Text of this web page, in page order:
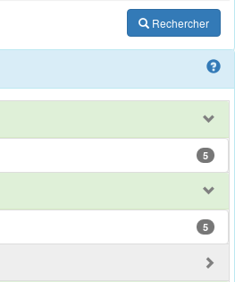
Rechercher
5
5